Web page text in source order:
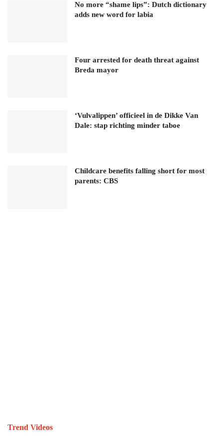
No more “shame lips”: Dutch dictionary
adds new word for labia
Four arrested for death threat against
Breda mayor
‘Vulvalippen’ officieel in de Dikke Van
Dale: stap richting minder taboe
Childcare benefits falling short for most
parents: CBS
Trend Videos